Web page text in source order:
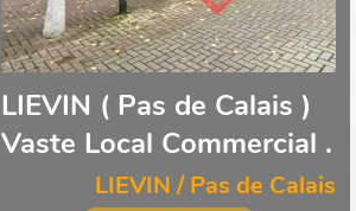
LIEVIN ( Pas de Calais )
Vaste Local Commercial .
LIEVIN / Pas de Calais